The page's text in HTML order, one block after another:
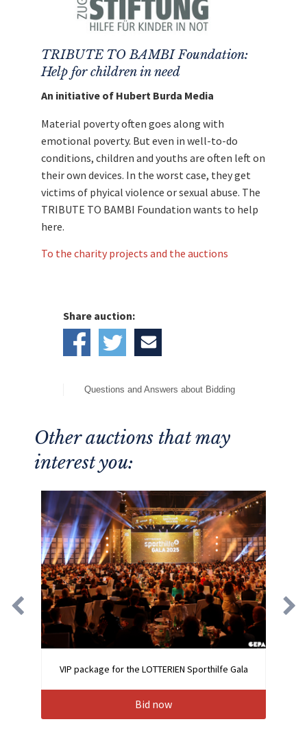
TRIBUTE TO BAMBI Foundation:
Help for children in need
An initiative of Hubert Burda Media
Material poverty often goes along with
emotional poverty. But even in well-to-do
conditions, children and youths are often left on
their own devices. In the worst case, they get
victims of phyical violence or sexual abuse. The
TRIBUTE TO BAMBI Foundation wants to help
here.
To the charity projects and the auctions
Share auction:
Questions and Answers about Bidding
Other auctions that may
interest you:
VIP package for the LOTTERIEN Sporthilfe Gala
Bid now